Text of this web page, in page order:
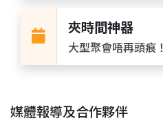
夾時間神器
大型聚會唔再頭痕！
媒體報導及合作夥伴